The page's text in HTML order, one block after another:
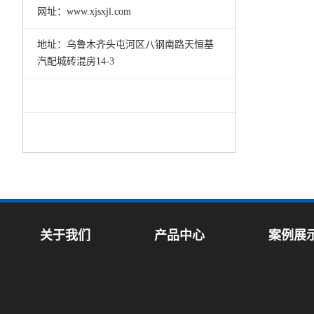
网址：www.xjsxjl.com
地址：乌鲁木齐头屯河区八钢南路天恒基
汽配城砖混房14-3
关于我们 产品中心 案例展